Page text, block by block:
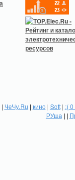
| ЧеЧу.Ru | кино| Soft| :(
РУша | |